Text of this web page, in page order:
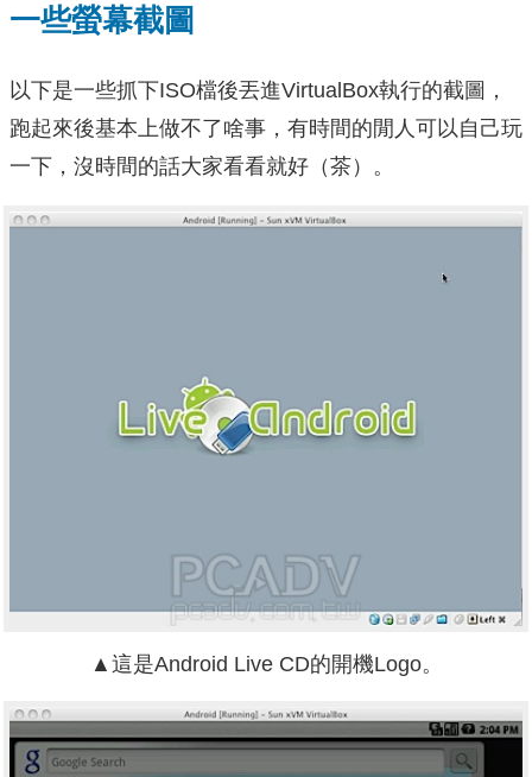
一些螢幕截圖
以下是一些抓下ISO檔後丟進VirtualBox執行的截圖，
跑起來後基本上做不了啥事，有時間的閒人可以自己玩
一下，沒時間的話大家看看就好（茶）。
▲這是Android Live CD的開機Logo。